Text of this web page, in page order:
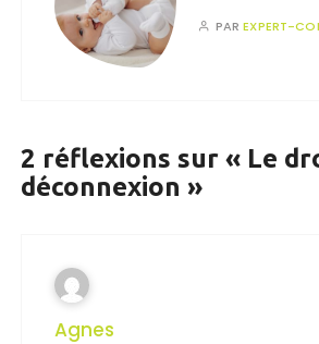
PAREXPERT-
2 réflexions sur « Le
déconnexion »
Agnes